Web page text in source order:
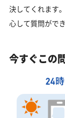
決してくれます
心して質問ができ
今すぐこの